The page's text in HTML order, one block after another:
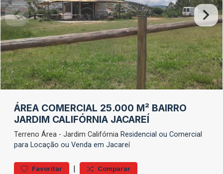
ÁREA COMERCIAL 25.000 M² BAIRRO
JARDIM CALIFÓRNIA JACAREÍ
Terreno Área - Jardim Califórnia Residencial ou Comercial
para Locação ou Venda em Jacareí
Favoritar | Comparar